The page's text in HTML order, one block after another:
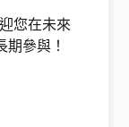
您在未來
參與！